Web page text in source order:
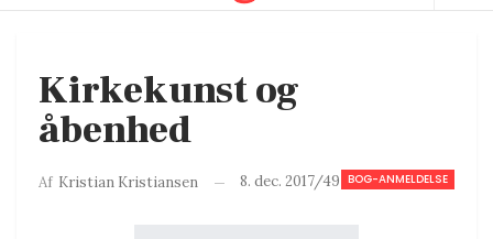
Kirkekunst og
åbenhed
BOG-ANMELDELSE
Af Kristian Kristiansen 8. dec. 2017/49